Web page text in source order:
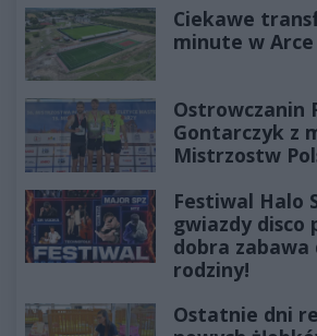
Ciekawe
minute w Arce
Ostrowczanin
Gontarczyk z
Mistrzostw
Festiwal Halo
gwiazdy disco
dobra zabawa
rodziny!
Ostatnie dni